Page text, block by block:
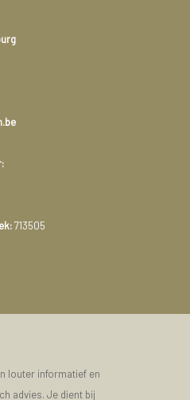
713505
louter informatief en
advies. Je dient bij